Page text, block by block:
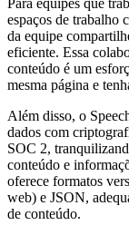
espaços de trabalho
da equipe
eficiente. Essa
conteúdo é um
mesma página e
Além disso, o
dados com
SOC 2,
conteúdo e
oferece formatos
web) e JSON,
de conteúdo.